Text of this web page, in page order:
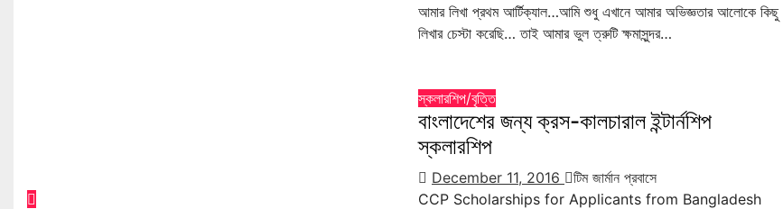
আমার লিখা প্রথম আর্টিক্যাল…আমি শুধু এখানে আমার অভিজ্ঞতার আলোকে কিছু
লিখার চেস্টা করেছি… তাই আমার ভুল ত্রুটি ক্ষমাসুন্দর…
স্কলারশিপ/বৃত্তি
বাংলাদেশের জন্য ক্রস-কালচারাল ইন্টার্নশিপ
স্কলারশিপ
December 11, 2016
টিম জার্মান প্রবাসে
CCP Scholarships for Applicants from Bangladesh